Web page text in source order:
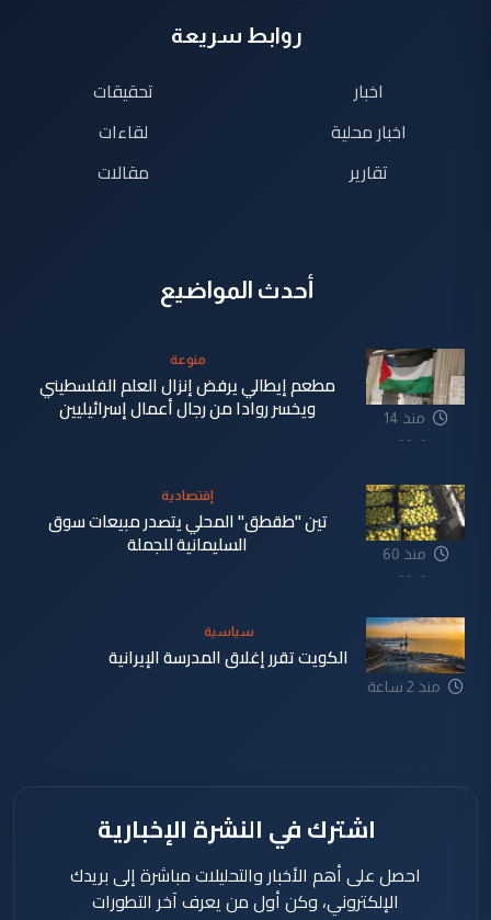
روابط سريعة
اخبار
اخبار محلية
تقارير
تحقيقات
لقاءات
مقالات
أحدث المواضيع
منذ 14
دقيقة
منوعة
مطعم إيطالي يرفض إنزال العلم الفلسطيني
ويخسر روادا من رجال أعمال إسرائيليين
منذ 60
دقيقة
إقتصادية
تين "طقطق" المحلي يتصدر مبيعات سوق
السليمانية للجملة
منذ 2 ساعة
سياسية
الكويت تقرر إغلاق المدرسة الإيرانية
اشترك في النشرة الإخبارية
احصل على أهم الأخبار والتحليلات مباشرة إلى بريدك
الإلكتروني، وكن أول من يعرف آخر التطورات